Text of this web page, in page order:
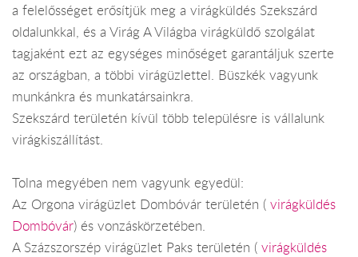
a felelősséget erősítjük meg a virágküldés Szekszárd
oldalunkkal, és a Virág A Világba virágküldő szolgálat
tagjaként ezt az egységes minőséget garantáljuk szerte
az országban, a többi virágüzlettel. Büszkék vagyunk
munkánkra és munkatársainkra.
Szekszárd területén kívül több településre is vállalunk
virágkiszállítást.
Tolna megyében nem vagyunk egyedül:
Az Orgona virágüzlet Dombóvár területén ( virágküldés
Dombóvár) és vonzáskörzetében.
A Százszorszép virágüzlet Paks területén ( virágküldés